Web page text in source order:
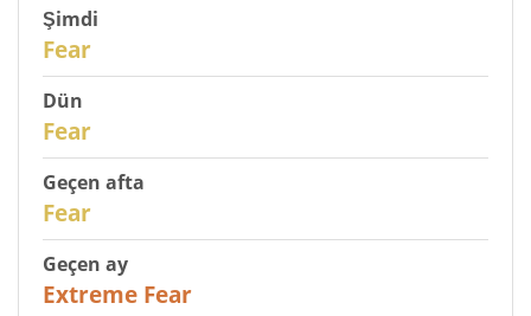
Şimdi
Fear
Dün
Fear
Geçen afta
Fear
Geçen ay
Extreme Fear